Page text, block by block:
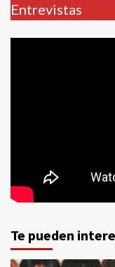
Entrevistas
Te pueden